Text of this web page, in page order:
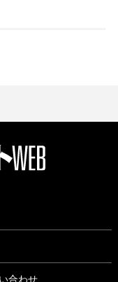
合わせ